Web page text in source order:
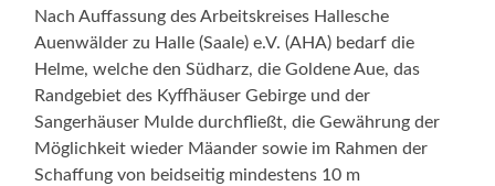
Nach Auffassung des Arbeitskreises Hallesche
Auenwälder zu Halle (Saale) e.V. (AHA) bedarf die
Helme, welche den Südharz, die Goldene Aue, das
Randgebiet des Kyffhäuser Gebirge und der
Sangerhäuser Mulde durchfließt, die Gewährung der
Möglichkeit wieder Mäander sowie im Rahmen der
Schaffung von beidseitig mindestens 10 m